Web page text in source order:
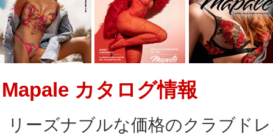
Mapale カタログ情報
リーズナブルな価格のクラブド